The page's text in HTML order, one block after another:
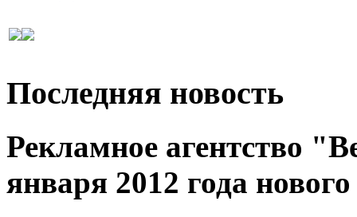
Последняя новость
Рекламное агентство
января 2012 года